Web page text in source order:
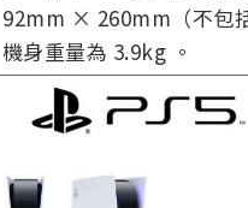
× 260mm（不包
身重量為 3.9kg 。